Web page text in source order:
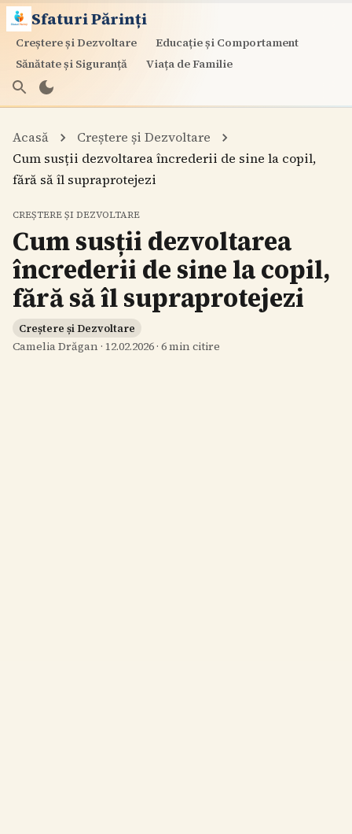
Sfaturi Părinți
Creștere și Dezvoltare
Educație și Comportament
Sănătate și Siguranță
Viața de Familie
Acasă
Creștere și Dezvoltare
Cum susții dezvoltarea încrederii de sine la copil,
fără să îl supraprotejezi
CREȘTERE ȘI DEZVOLTARE
Cum susții dezvoltarea
încrederii de sine la copil,
fără să îl supraprotejezi
Creștere și Dezvoltare
Camelia Drăgan · 12.02.2026 · 6min citire